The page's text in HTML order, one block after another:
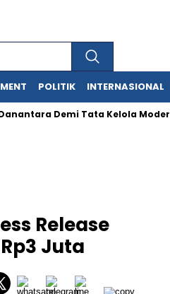
POLITIK INTERNASIONAL
Demi Tata Kelola Modern
Release
Juta